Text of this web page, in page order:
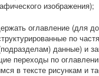
изображения);
оглавление (для
по
данные) и
переходы по
в тексте рисункам и